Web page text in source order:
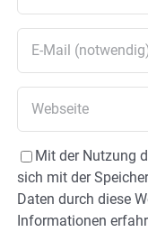
Mit der Nutzung
sich mit der
Daten durch diese
Informationen